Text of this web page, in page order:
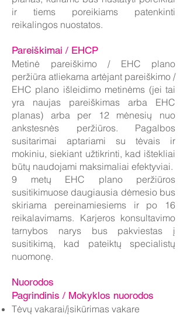
ir tiems poreikiams patenkinti
reikalingos nuostatos.
Pareiškimai / EHCP
Metinė pareiškimo / EHC plano
peržiūra atliekama artėjant pareiškimo /
EHC plano išleidimo metinėms (jei tai
yra naujas pareiškimas arba EHC
planas) arba per 12 mėnesių nuo
ankstesnės peržiūros. Pagalbos
susitarimai aptariami su tėvais ir
mokiniu, siekiant užtikrinti, kad ištekliai
būtų naudojami maksimaliai efektyviai.
9 metų EHC plano peržiūros
susitikimuose daugiausia dėmesio bus
skiriama pereinamiesiems ir po 16
reikalavimams. Karjeros konsultavimo
tarnybos narys bus pakviestas į
susitikimą, kad pateiktų specialistų
nuomonę.
Nuorodos
Pagrindinis / Mokyklos nuorodos
Tėvų vakarai/įsikūrimas vakare